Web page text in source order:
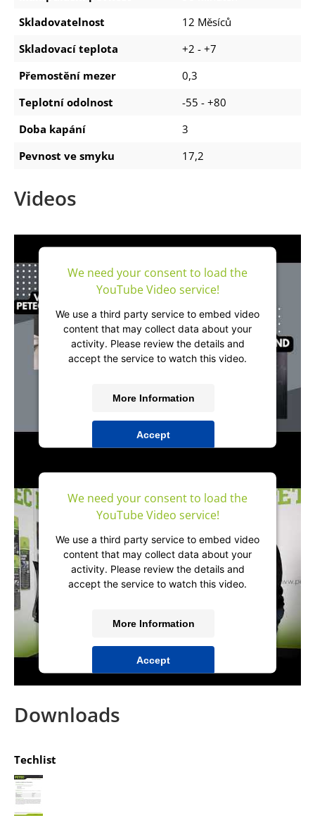
Skladovatelnost
12 Měsíců
Skladovací teplota
+2 - +7
Přemostění mezer
0,3
Teplotní odolnost
-55 - +80
Doba kapání
3
Pevnost ve smyku
17,2
Videos
We need your consent to load the
YouTube Video service!
We use a third party service to embed video
content that may collect data about your
activity. Please review the details and
accept the service to watch this video.
More Information
Accept
Management Platform&IT-Recht Kanzlei
We need your consent to load the
YouTube Video service!
We use a third party service to embed video
content that may collect data about your
activity. Please review the details and
accept the service to watch this video.
More Information
Accept
powered byUsercentrics Consent
Downloads
Techlist